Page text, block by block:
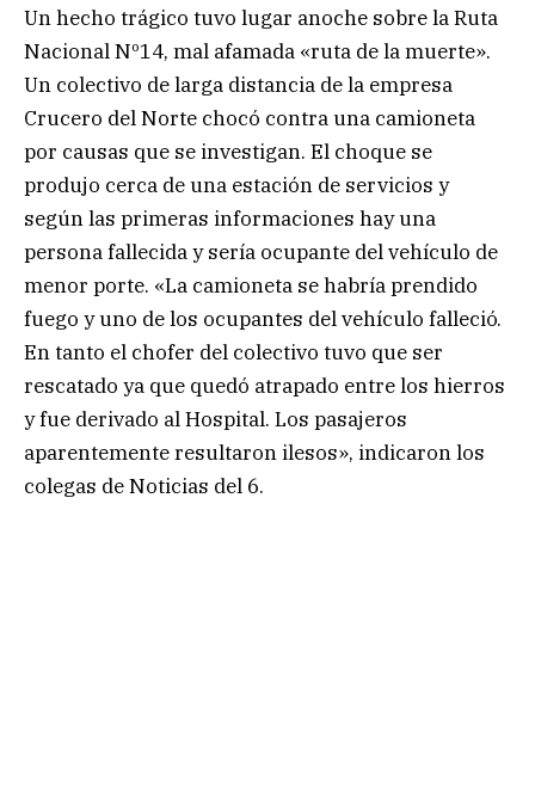
Un hecho trágico tuvo lugar anoche sobre la Ruta
Nacional Nº14, mal afamada «ruta de la muerte».
Un colectivo de larga distancia de la empresa
Crucero del Norte chocó contra una camioneta
por causas que se investigan. El choque se
produjo cerca de una estación de servicios y
según las primeras informaciones hay una
persona fallecida y sería ocupante del vehículo de
menor porte. «La camioneta se habría prendido
fuego y uno de los ocupantes del vehículo falleció.
En tanto el chofer del colectivo tuvo que ser
rescatado ya que quedó atrapado entre los hierros
y fue derivado al Hospital. Los pasajeros
aparentemente resultaron ilesos», indicaron los
colegas de Noticias del 6.